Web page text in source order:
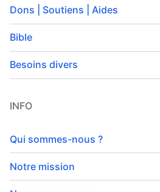
Dons | Soutiens | Aides
Bible
Besoins divers
INFO
Qui sommes-nous ?
Notre mission